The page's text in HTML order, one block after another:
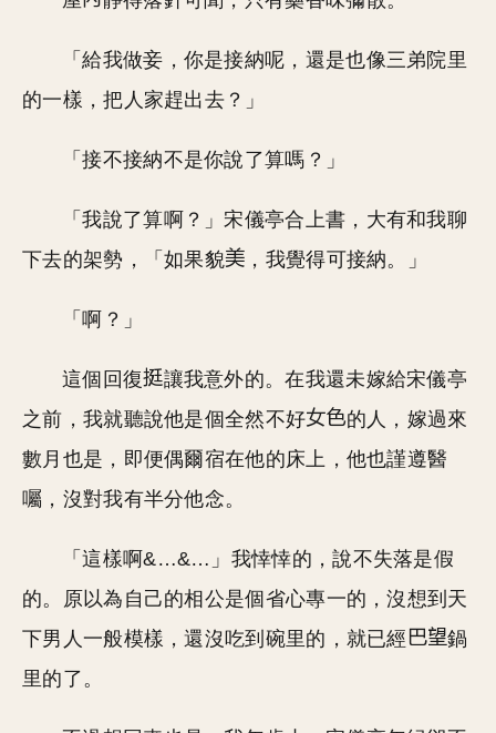
「給我做妾，你是接納呢，還是也像三弟院里
的一樣，把人家趕出去？」
「接不接納不是你說了算嗎？」
「我說了算啊？」宋儀亭合上書，大有和我聊
下去的架勢，「如果貌
，我覺得可接納。」
「啊？」
這個回復
讓我意外的。在我還未嫁給宋儀亭
之前，我就聽說他是個全然不好
的人，嫁過來
數月也是，即便偶爾宿在他的床上，他也謹遵醫
囑，沒對我有半分他念。
「這樣啊&…&…」我悻悻的，說不失落是假
的。原以為自己的相公是個省心專一的，沒想到天
下男人一般模樣，還沒吃到碗里的，就已經
鍋
里的了。